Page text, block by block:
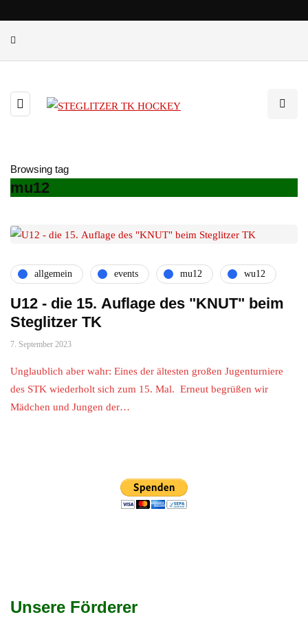
Browsing tag
mu12
allgemein events mu12 wu12
U12 - die 15. Auflage des "KNUT" beim
Steglitzer TK
7. September 2023
Unglaublich aber wahr: Eines der ältesten großen Jugenturniere
des STK wiederholt sich zum 15. Mal. Erneut begrüßen wir
Mädchen und Jungen der…
Unsere Förderer